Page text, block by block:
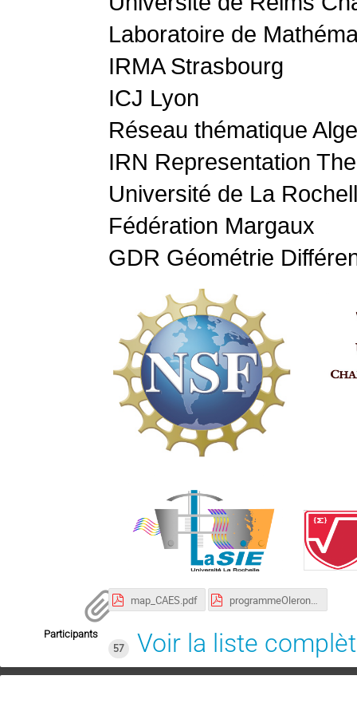
Laboratoire de
IRMA Strasbourg
ICJ Lyon
Réseau thématique
IRN Representation
Université de La
Fédération Margaux
GDR Géométrie
map_CAES.pdf programmeOleronDva.pdf
Participants
57
Voir la liste